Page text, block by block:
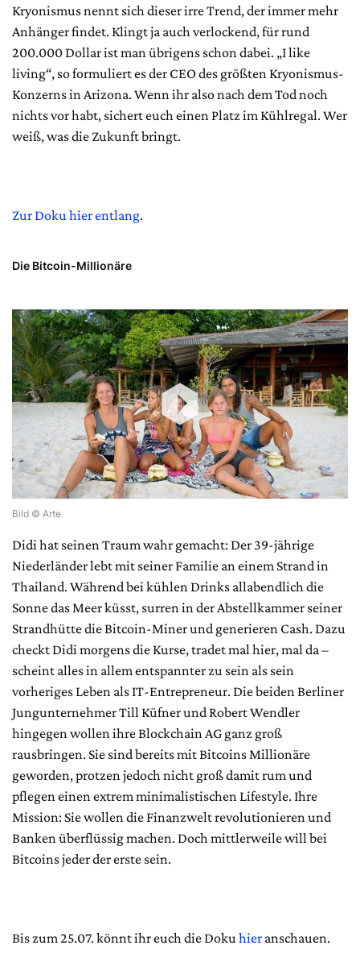
Kryonismus nennt sich dieser irre Trend, der immer mehr
Anhänger findet. Klingt ja auch verlockend, für rund
200.000 Dollar ist man übrigens schon dabei. „I like
living“, so formuliert es der CEO des größten Kryonismus-
Konzerns in Arizona. Wenn ihr also nach dem Tod noch
nichts vor habt, sichert euch einen Platz im Kühlregal. Wer
weiß, was die Zukunft bringt.
Zur Doku hier entlang.
Die Bitcoin-Millionäre
Bild © Arte
Didi hat seinen Traum wahr gemacht: Der 39-jährige
Niederländer lebt mit seiner Familie an einem Strand in
Thailand. Während bei kühlen Drinks allabendlich die
Sonne das Meer küsst, surren in der Abstellkammer seiner
Strandhütte die Bitcoin-Miner und generieren Cash. Dazu
checkt Didi morgens die Kurse, tradet mal hier, mal da –
scheint alles in allem entspannter zu sein als sein
vorheriges Leben als IT-Entrepreneur. Die beiden Berliner
Jungunternehmer Till Küfner und Robert Wendler
hingegen wollen ihre Blockchain AG ganz groß
rausbringen. Sie sind bereits mit Bitcoins Millionäre
geworden, protzen jedoch nicht groß damit rum und
pflegen einen extrem minimalistischen Lifestyle. Ihre
Mission: Sie wollen die Finanzwelt revolutionieren und
Banken überflüssig machen. Doch mittlerweile will bei
Bitcoins jeder der erste sein.
Bis zum 25.07. könnt ihr euch die Doku hier anschauen.